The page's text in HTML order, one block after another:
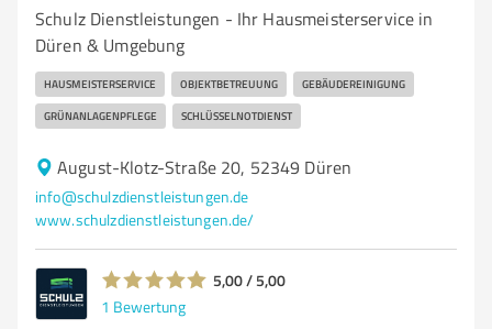
Schulz Dienstleistungen - Ihr Hausmeisterservice in
Düren & Umgebung
HAUSMEISTERSERVICE OBJEKTBETREUUNG GEBÄUDEREINIGUNG
GRÜNANLAGENPFLEGE SCHLÜSSELNOTDIENST
August-Klotz-Straße 20, 52349 Düren
info@schulzdienstleistungen.de
www.schulzdienstleistungen.de/
5,00 / 5,00
1 Bewertung